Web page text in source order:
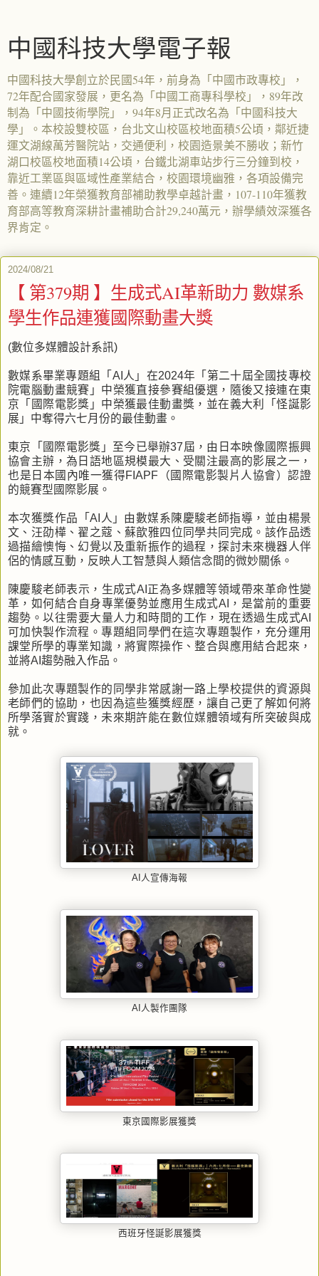
中國科技大學電子報
中國科技大學創立於民國54年，前身為「中國市政專校」，
72年配合國家發展，更名為「中國工商專科學校」，89年改
制為「中國技術學院」，94年8月正式改名為「中國科技大
學」。本校設雙校區，台北文山校區校地面積5公頃，鄰近捷
運文湖線萬芳醫院站，交通便利，校園造景美不勝收；新竹
湖口校區校地面積14公頃，台鐵北湖車站步行三分鐘到校，
靠近工業區與區域性產業結合，校園環境幽雅，各項設備完
善。連續12年榮獲教育部補助教學卓越計畫，107-110年獲教
育部高等教育深耕計畫補助合計29,240萬元，辦學績效深獲各
界肯定。
2024/08/21
【 第379期 】生成式AI革新助力 數媒系
學生作品連獲國際動畫大獎
(數位多媒體設計系訊)
數媒系畢業專題組「AI人」在2024年「第二十屆全國技專校
院電腦動畫競賽」中榮獲直接參賽組優選，隨後又接連在東
京「國際電影獎」中榮獲最佳動畫獎，並在義大利「怪誕影
展」中奪得六七月份的最佳動畫。
東京「國際電影獎」至今已舉辦37屆，由日本映像國際振興
協會主辦，為日語地區規模最大、受關注最高的影展之一，
也是日本國內唯一獲得FIAPF（國際電影製片人協會）認證
的競賽型國際影展。
本次獲獎作品「AI人」由數媒系陳慶駿老師指導，並由楊景
文、汪劭樺、翟之蔻、蘇歆雅四位同學共同完成。該作品透
過描繪懊悔、幻覺以及重新振作的過程，探討未來機器人伴
侶的情感互動，反映人工智慧與人類信念間的微妙關係。
陳慶駿老師表示，生成式AI正為多媒體等領域帶來革命性變
革，如何結合自身專業優勢並應用生成式AI，是當前的重要
趨勢。以往需要大量人力和時間的工作，現在透過生成式AI
可加快製作流程。專題組同學們在這次專題製作，充分運用
課堂所學的專業知識，將實際操作、整合與應用結合起來，
並將AI趨勢融入作品。
參加此次專題製作的同學非常感謝一路上學校提供的資源與
老師們的協助，也因為這些獲獎經歷，讓自己更了解如何將
所學落實於實踐，未來期許能在數位媒體領域有所突破與成
就。
AI人宣傳海報
AI人製作團隊
東京國際影展獲獎
西班牙怪誕影展獲獎